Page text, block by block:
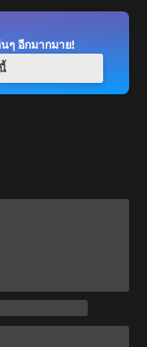
ๆ อีกมากมาย!